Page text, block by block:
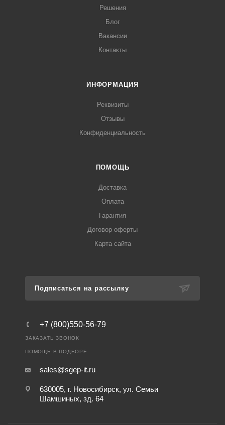
Решения
Блог
Вакансии
Контакты
ИНФОРМАЦИЯ
Реквизиты
Отзывы
Конфиденциальность
ПОМОЩЬ
Доставка
Оплата
Гарантия
Договор оферты
Карта сайта
Подписаться на рассылку
+7 (800)550-56-79
ЗАКАЗАТЬ ЗВОНОК
ПОМОЩЬ В ПОДБОРЕ
sales@sgep-it.ru
630005, г. Новосибирск, ул. Семьи
Шамшиных, зд. 64